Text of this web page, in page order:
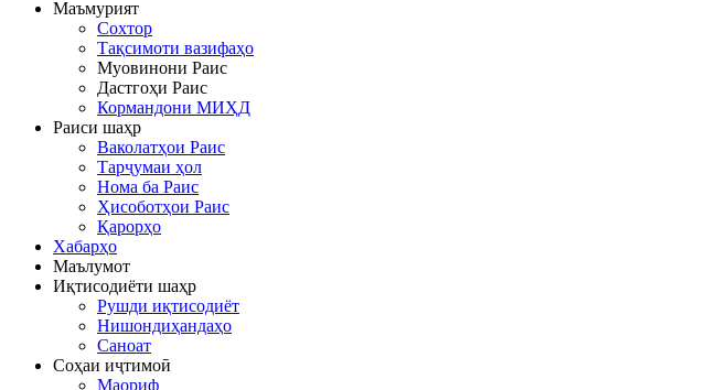
Маъмурият
Сохтор
Тақсимоти вазифаҳо
Муовинони Раис
Дастгоҳи Раис
Кормандони МИҲД
Раиси шаҳр
Ваколатҳои Раис
Тарҷумаи ҳол
Нома ба Раис
Ҳисоботҳои Раис
Қарорҳо
Хабарҳо
Маълумот
Иқтисодиёти шаҳр
Рушди иқтисодиёт
Нишондиҳандаҳо
Саноат
Соҳаи иҷтимоӣ
Маориф